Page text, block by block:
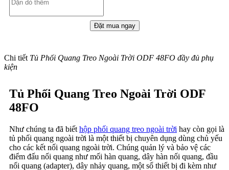
Chi tiết Tủ Phối Quang Treo Ngoài Trời ODF 48FO đầy đủ phụ
kiện
Tủ Phối Quang Treo Ngoài Trời ODF
48FO
Như chúng ta đã biết hộp phối quang treo ngoài trời hay còn gọi là
tủ phối quang ngoài trời là một thiết bị chuyên dụng dùng chủ yếu
cho các kết nối quang ngoài trời. Chúng quản lý và bảo vệ các
điểm đấu nối quang như mối hàn quang, dây hàn nối quang, đầu
nối quang (adapter), dây nhảy quang, một số thiết bị đi kèm như